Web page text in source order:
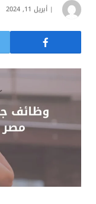
أبريل 11, 2024